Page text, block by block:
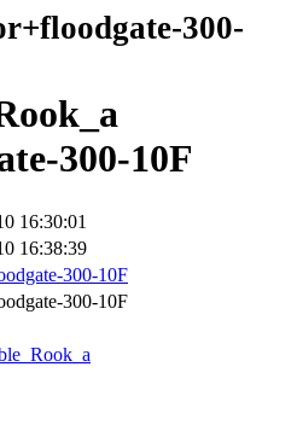
300-
300-10F
16:30:01
16:38:39
300-10F
300-10F